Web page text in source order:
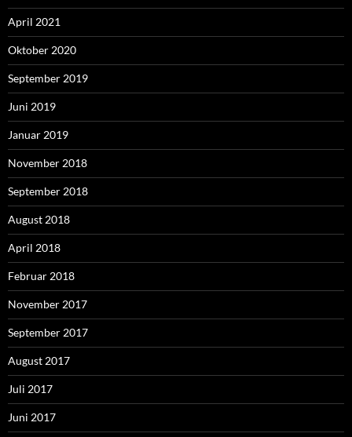
April 2021
Oktober 2020
September 2019
Juni 2019
Januar 2019
November 2018
September 2018
August 2018
April 2018
Februar 2018
November 2017
September 2017
August 2017
Juli 2017
Juni 2017